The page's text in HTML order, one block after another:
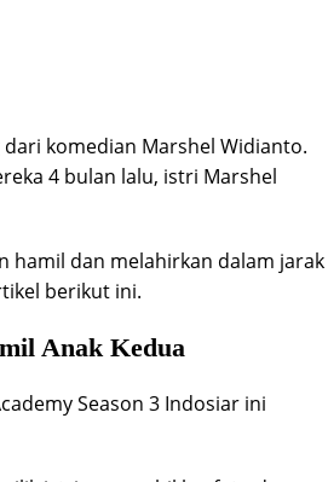
komedian Marshel Widianto.
4 bulan lalu, istri Marshel
hamil dan melahirkan dalam jarak
berikut ini.
Anak Kedua
Season 3 Indosiar ini